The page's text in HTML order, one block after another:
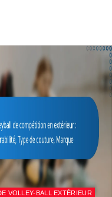
VOLLEY-BALL EXTÉRIEUR